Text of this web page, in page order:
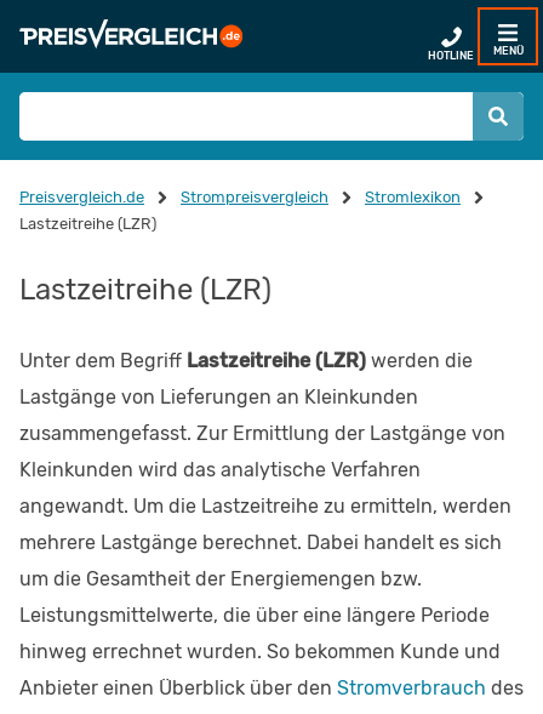
HOTLINE MENÜ
Preisvergleich.de Strompreisvergleich
Stromlexikon
Lastzeitreihe (LZR)
Lastzeitreihe (LZR)
Unter dem Begriff Lastzeitreihe (LZR) werden die
Lastgänge von Lieferungen an Kleinkunden
zusammengefasst. Zur Ermittlung der Lastgänge von
Kleinkunden wird das analytische Verfahren
angewandt. Um die Lastzeitreihe zu ermitteln, werden
mehrere Lastgänge berechnet. Dabei handelt es sich
um die Gesamtheit der Energiemengen bzw.
Leistungsmittelwerte, die über eine längere Periode
hinweg errechnet wurden. So bekommen Kunde und
Anbieter einen Überblick über den Stromverbrauch des